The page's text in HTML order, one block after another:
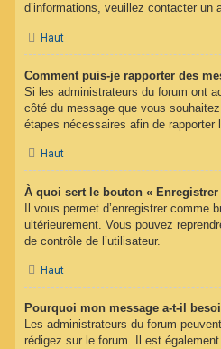
d’informations, veuillez contacter un
Haut
Comment puis-je rapporter des
Si les administrateurs du forum ont
côté du message que vous
étapes nécessaires afin de rapporter
Haut
À quoi sert le bouton «
Il vous permet d’enregistrer comme
ultérieurement. Vous pouvez
de contrôle de l’utilisateur.
Haut
Pourquoi mon message a-t-il
Les administrateurs du forum
rédigez sur le forum. Il est